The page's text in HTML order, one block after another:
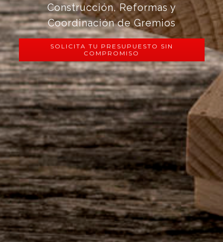
Construcción, Reformas y
Coordinación de Gremios
SOLICITA TU PRESUPUESTO SIN
COMPROMISO